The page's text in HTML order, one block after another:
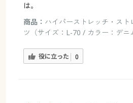
は。
商品： ハイパーストレッチ・スト
ツ（サイズ：L-70 / カラー：デニ
役に立った 0